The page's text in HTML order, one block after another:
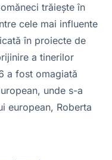
trăiește în
cele mai influente
în proiecte de
a tinerilor
a fost omagiată
unde s-a
european, Roberta